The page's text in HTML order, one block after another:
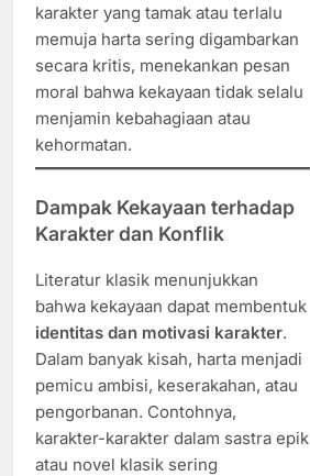
karakter yang tamak atau terlalu
memuja harta sering digambarkan
secara kritis, menekankan pesan
moral bahwa kekayaan tidak selalu
menjamin kebahagiaan atau
kehormatan.
Dampak Kekayaan terhadap
Karakter dan Konflik
Literatur klasik menunjukkan
bahwa kekayaan dapat membentuk
identitas dan motivasi karakter.
Dalam banyak kisah, harta menjadi
pemicu ambisi, keserakahan, atau
pengorbanan. Contohnya,
karakter-karakter dalam sastra epik
atau novel klasik sering